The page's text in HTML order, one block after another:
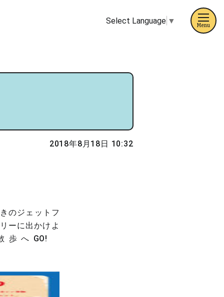
Select Language ▼
2018年8月18日 10:32
のジェットフ
ーに出かけよ
歩へGO!
Menu